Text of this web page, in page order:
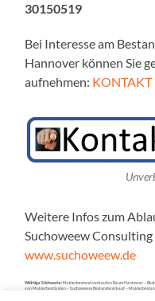
30150519
Bei Interesse am
Hannover können Sie
aufnehmen: KONTAKT
Weitere Infos zum
Suchoweew Consulting
www.suchoweew.de
Wichtige Stichworte:Maklerbestand verkaufen Raum Hannover –
von Maklerbeständen – Suchoweew Bestandsverkauf –